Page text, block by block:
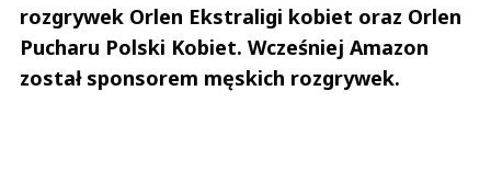
rozgrywek Orlen Ekstraligi kobiet oraz Orlen
Pucharu Polski Kobiet. Wcześniej Amazon
został sponsorem męskich rozgrywek.